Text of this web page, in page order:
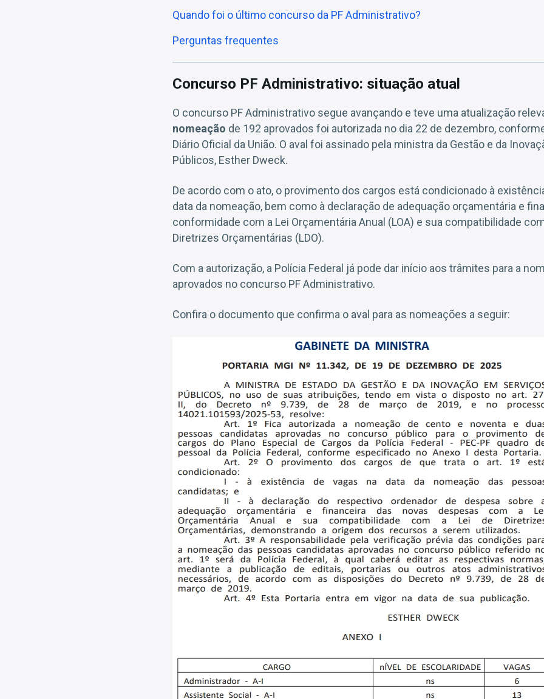
Quando foi o último concurso da PF Administrativo?
Perguntas frequentes
Concurso PF Administrativo: situação atual
O concurso PF Administrativo segue avançando e teve uma atualização
nomeação de 192 aprovados foi autorizada no dia 22 de dezembro,
Diário Oficial da União. O aval foi assinado pela ministra da Gestão e da
Públicos, Esther Dweck.
De acordo com o ato, o provimento dos cargos está condicionado à
data da nomeação, bem como à declaração de adequação orçamentária e
conformidade com a Lei Orçamentária Anual (LOA) e sua compatibilidade
Diretrizes Orçamentárias (LDO).
Com a autorização, a Polícia Federal já pode dar início aos trâmites para a
aprovados no concurso PF Administrativo.
Confira o documento que confirma o aval para as nomeações a seguir: